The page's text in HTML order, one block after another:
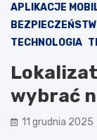
APLIKACJE
TECHNOLOGIA
wybrać
11 grudnia 2025